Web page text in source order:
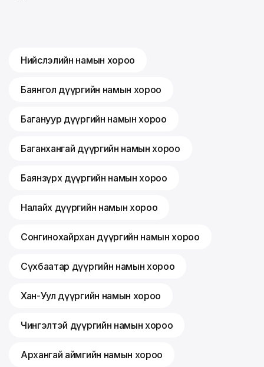
Нийслэлийн намын хороо
Баянгол дүүргийн намын хороо
Багануур дүүргийн намын хороо
Баганхангай дүүргийн намын хороо
Баянзүрх дүүргийн намын хороо
Налайх дүүргийн намын хороо
Сонгинохайрхан дүүргийн намын хороо
Сүхбаатар дүүргийн намын хороо
Хан-Уул дүүргийн намын хороо
Чингэлтэй дүүргийн намын хороо
Архангай аймгийн намын хороо